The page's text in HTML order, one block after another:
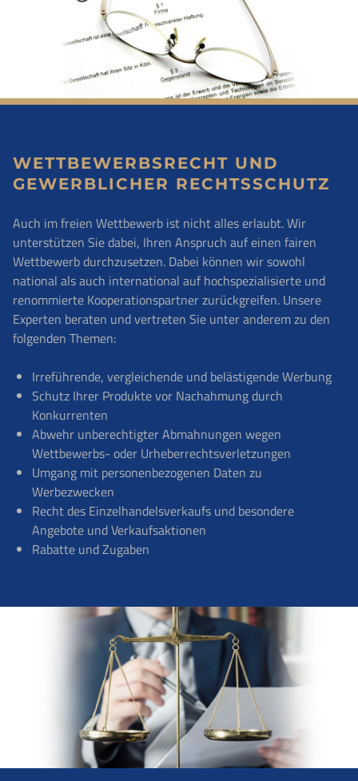
WETTBEWERBSRECHT UND
GEWERBLICHER RECHTSSCHUTZ
Auch im freien Wettbewerb ist nicht alles erlaubt. Wir
unterstützen Sie dabei, Ihren Anspruch auf einen fairen
Wettbewerb durchzusetzen. Dabei können wir sowohl
national als auch international auf hochspezialisierte und
renommierte Kooperationspartner zurückgreifen. Unsere
Experten beraten und vertreten Sie unter anderem zu den
folgenden Themen:
Irreführende, vergleichende und belästigende Werbung
Schutz Ihrer Produkte vor Nachahmung durch
Konkurrenten
Abwehr unberechtigter Abmahnungen wegen
Wettbewerbs- oder Urheberrechtsverletzungen
Umgang mit personenbezogenen Daten zu
Werbezwecken
Recht des Einzelhandelsverkaufs und besondere
Angebote und Verkaufsaktionen
Rabatte und Zugaben